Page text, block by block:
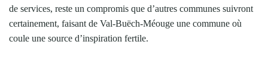
de services, reste un compromis que d’autres communes suivront
certainement, faisant de Val-Buëch-Méouge une commune où
coule une source d’inspiration fertile.